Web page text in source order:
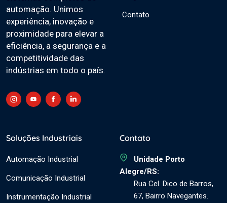
automação. Unimos
experiência, inovação e
proximidade para elevar a
eficiência, a segurança e a
competitividade das
indústrias em todo o país.
Contato
Soluções Industriais
Automação Industrial
Comunicação Industrial
Instrumentação Industrial
Contato
Unidade Porto
Alegre/RS:
Rua Cel. Dico de Barros,
67, Bairro Navegantes.